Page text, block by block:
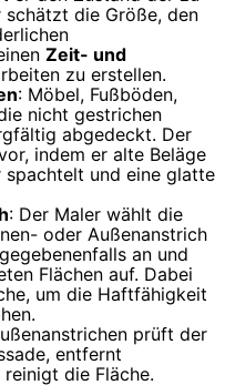
schätzt die Größe, den
Zeit- und
zu erstellen.
: Möbel, Fußböden,
nicht gestrichen
abgedeckt. Der
indem er alte Beläge
spachtelt und eine glatte
: Der Maler wählt die
oder Außenanstrich
an und
Flächen auf. Dabei
um die Haftfähigkeit
prüft der
entfernt
die Fläche.